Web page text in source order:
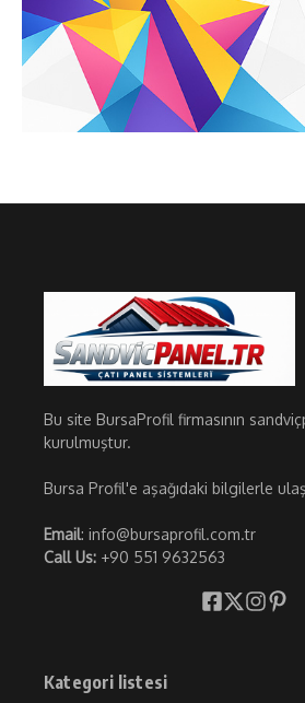
Bu site BursaProfil firmasının
kurulmuştur.
Bursa Profil'e aşağıdaki bilgilerle
Email: info@bursaprofil.com.tr
Call Us: +90 551 9632563
Kategori listesi